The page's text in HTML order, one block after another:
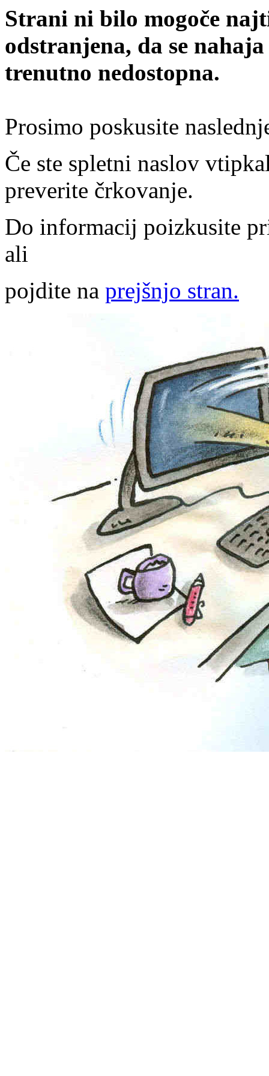
Strani ni bilo mogoče
odstranjena, da se
trenutno nedostopna.
Prosimo poskusite
Če ste spletni naslov
preverite črkovanje.
Do informacij poizkusite
ali
pojdite na prejšnjo stran.